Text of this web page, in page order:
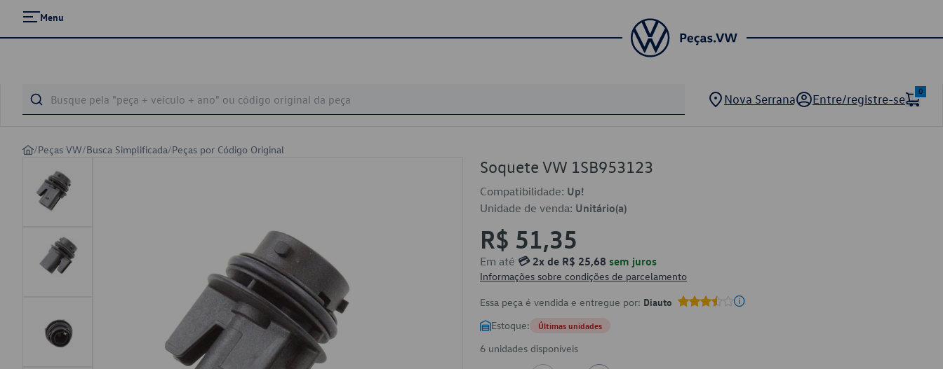
Menu
Nova Serrana Entre/registre-se
0
/Peças VW/Busca Simplificada/Peças por Código Original
Soquete VW 1SB953123
Compatibilidade: Up!
Unidade de venda: Unitário(a)
R$ 51,35
Em até 💳 2x de R$ 25,68 sem juros
Informações sobre condições de parcelamento
Essa peça é vendida e entregue por: Diauto
Estoque: Últimas unidades
6 unidades disponíveis